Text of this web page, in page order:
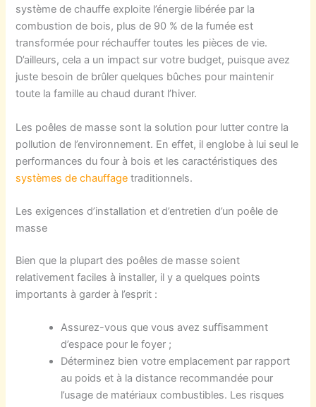
système de chauffe exploite l’énergie libérée par la
combustion de bois, plus de 90 % de la fumée est
transformée pour réchauffer toutes les pièces de vie.
D’ailleurs, cela a un impact sur votre budget, puisque avez
juste besoin de brûler quelques bûches pour maintenir
toute la famille au chaud durant l’hiver.
Les poêles de masse sont la solution pour lutter contre la
pollution de l’environnement. En effet, il englobe à lui seul le
performances du four à bois et les caractéristiques des
systèmes de chauffage traditionnels.
Les exigences d’installation et d’entretien d’un poêle de
masse
Bien que la plupart des poêles de masse soient
relativement faciles à installer, il y a quelques points
importants à garder à l’esprit :
Assurez-vous que vous avez suffisamment
d’espace pour le foyer ;
Déterminez bien votre emplacement par rapport
au poids et à la distance recommandée pour
l’usage de matériaux combustibles. Les risques